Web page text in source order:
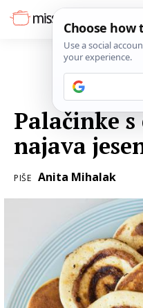
Palačinke
najava
PIŠE Anita Mihalak